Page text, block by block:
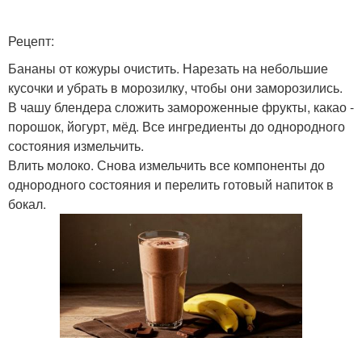
Рецепт:
Бананы от кожуры очистить. Нарезать на небольшие
кусочки и убрать в морозилку, чтобы они заморозились.
В чашу блендера сложить замороженные фрукты, какао -
порошок, йогурт, мёд. Все ингредиенты до однородного
состояния измельчить.
Влить молоко. Снова измельчить все компоненты до
однородного состояния и перелить готовый напиток в
бокал.